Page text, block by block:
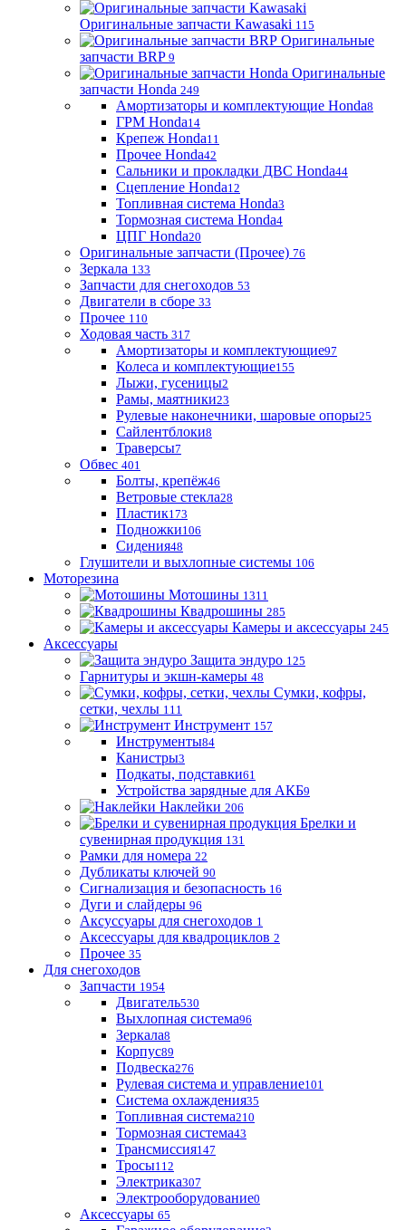
Оригинальные запчасти Kawasaki 115
Оригинальные
запчасти BRP 9
Оригинальные
запчасти Honda 249
Амортизаторы и комплектующие Honda8
ГРМ Honda14
Крепеж Honda11
Прочее Honda42
Сальники и прокладки ДВС Honda44
Сцепление Honda12
Топливная система Honda3
Тормозная система Honda4
ЦПГ Honda20
Оригинальные запчасти (Прочее) 76
Зеркала 133
Запчасти для снегоходов 53
Двигатели в сборе 33
Прочее 110
Ходовая часть 317
Амортизаторы и комплектующие97
Колеса и комплектующие155
Лыжи, гусеницы2
Рамы, маятники23
Рулевые наконечники, шаровые опоры25
Сайлентблоки8
Траверсы7
Обвес 401
Болты, крепёж46
Ветровые стекла28
Пластик173
Подножки106
Сидения48
Глушители и выхлопные системы 106
Моторезина
Мотошины 1311
Квадрошины 285
Камеры и аксессуары 245
Аксессуары
Защита эндуро 125
Гарнитуры и экшн-камеры 48
Сумки, кофры,
сетки, чехлы 111
Инструмент 157
Инструменты84
Канистры3
Подкаты, подставки61
Устройства зарядные для АКБ9
Наклейки 206
Брелки и
сувенирная продукция 131
Рамки для номера 22
Дубликаты ключей 90
Сигнализация и безопасность 16
Дуги и слайдеры 96
Аксуссуары для снегоходов 1
Аксессуары для квадроциклов 2
Прочее 35
Для снегоходов
Запчасти 1954
Двигатель530
Выхлопная система96
Зеркала8
Корпус89
Подвеска276
Рулевая система и управление101
Система охлаждения35
Топливная система210
Тормозная система43
Трансмиссия147
Тросы112
Электрика307
Электрооборудование0
Аксессуары 65